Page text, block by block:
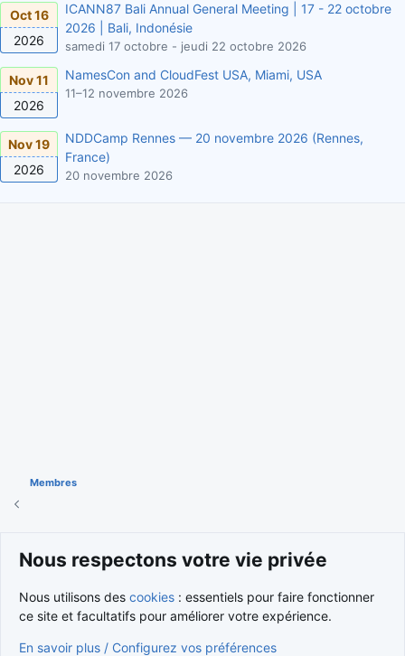
Oct 16
2026
ICANN87 Bali Annual General Meeting | 17 - 22 octobre
2026 | Bali, Indonésie
samedi 17 octobre - jeudi 22 octobre 2026
Nov 11
2026
NamesCon and CloudFest USA, Miami, USA
11–12 novembre 2026
Nov 19
2026
NDDCamp Rennes — 20 novembre 2026 (Rennes,
France)
20 novembre 2026
Membres
Cookies
Politique de confidentialité
Aide Accueil
R
S
S
Traduction française parXenForo FR|Media embeds via s9e/MediaSites
Nous respectons votre vie privée
Nous utilisons des cookies : essentiels pour faire fonctionner
ce site et facultatifs pour améliorer votre expérience.
En savoir plus / Configurez vos préférences